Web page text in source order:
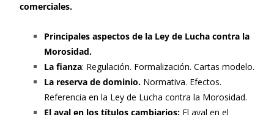
comerciales.
Principales aspectos de la Ley de Lucha contra la
Morosidad.
La fianza: Regulación. Formalización. Cartas modelo.
La reserva de dominio. Normativa. Efectos.
Referencia en la Ley de Lucha contra la Morosidad.
El aval en los títulos cambiarios: El aval en el